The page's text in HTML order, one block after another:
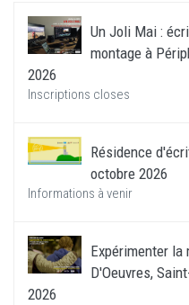
Un Joli Mai :
montage à
2026
Inscriptions closes
Résidence
octobre 2026
Informations à venir
Expérimenter la
D'Oeuvres,
2026